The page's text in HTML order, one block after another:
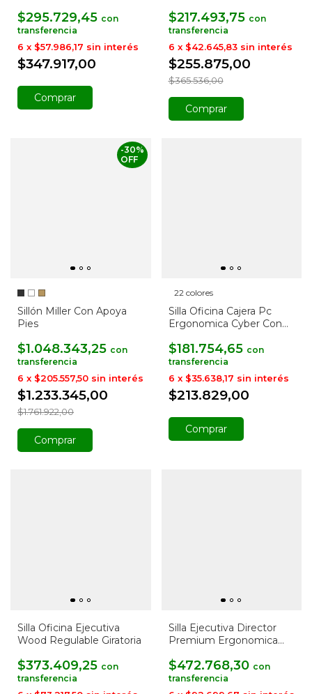
$295.729,45 con
$347.917,00
6 x $57.986,17 sin interés
Comprar
$217.493,75 con
$255.875,00
$365.536,00
6 x $42.645,83 sin interés
Comprar
Sillón Miller Con Apoya
Pies
$1.048.343,25 con
$1.233.345,00
-30%
OFF
$1.761.922,00
6 x $205.557,50 sin interés
Comprar
22 colores
Silla Oficina Cajera Pc
Ergonomica Cyber Con
$181.754,65 con
$213.829,00
6 x $35.638,17 sin interés
Comprar
Silla Oficina Ejecutiva
Wood Regulable Giratoria
$373.409,25 con
Silla Ejecutiva Director
Premium Ergonomica
$472.768,30 con